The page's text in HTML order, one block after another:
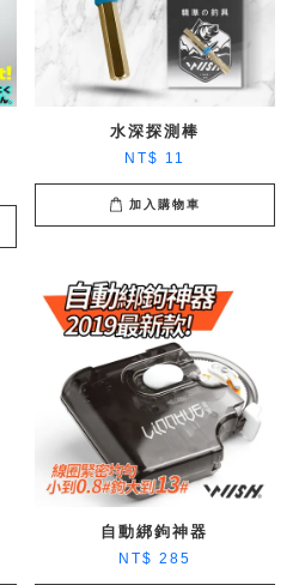
水深探測棒
NT$ 11
加入購物車
自動綁鉤神器
NT$ 285